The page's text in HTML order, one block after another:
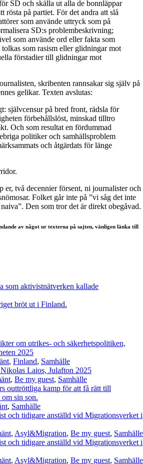
SD och skälla ut alla de bonnläppar
rösta på partiet. För det andra att slå
som använde uttryck som på
SD:s problembeskrivning;
som använde ord eller fakta som
tolkas som rasism eller glidningar mot
förstadier till glidningar mot
skribenten rannsakar sig själv på
gelikar. Texten avslutas:
självcensur på bred front, rädsla för
förbehållslöst, minskad tilltro
Och som resultat en fördummad
politiker och samhällsproblem
och åtgärdats för länge
er, två decennier försent, ni journalister och
Folket går inte på ”vi såg det inte
Den som tror det är direkt obegåvad.
av något ur texterna på sajten, vänligen länka till
som aktivistnätverken kallade
bröt ut i Finland.
om utrikes- och säkerhetspolitiken,
2025
, Finland, Samhälle
Laios, Julafton 2025
, Be my guest, Samhälle
outtröttliga kamp för att få rätt till
om sin son.
, Samhälle
och tidigare anställd vid Migrationsverket i
, Asyl&Migration, Be my guest, Samhälle
och tidigare anställd vid Migrationsverket i
, Asyl&Migration, Be my guest, Samhälle